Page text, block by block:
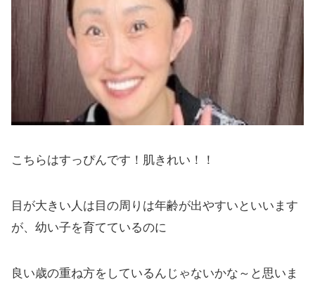
こちらはすっぴんです！肌きれい！！
目が大きい人は目の周りは年齢が出やすいといいます
が、幼い子を育てているのに
良い歳の重ね方をしているんじゃないかな～と思いま